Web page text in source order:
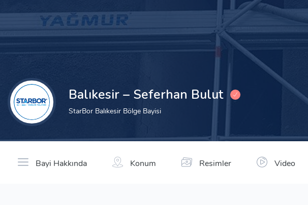
Balıkesir – Seferhan Bulut
StarBor Balıkesir Bölge Bayisi
Bayi Hakkında Konum Resimler Video